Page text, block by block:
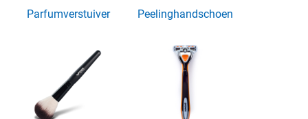
Parfumverstuiver Peelinghandschoen